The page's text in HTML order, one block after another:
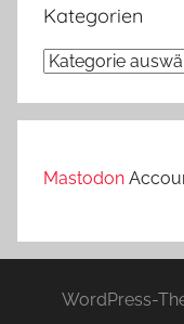
Kategorien
Kategorien
Mastodon
WordPress-